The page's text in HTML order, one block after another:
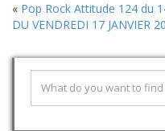
« Pop Rock Attitude 124 du
DU VENDREDI 17 JANVIER